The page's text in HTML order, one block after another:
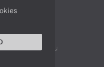
oddelenie
Reklamácia tovaru